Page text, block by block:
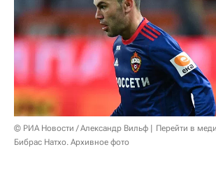
© РИА Новости / Александр Вильф
Перейти в
Бибрас Натхо. Архивное фото